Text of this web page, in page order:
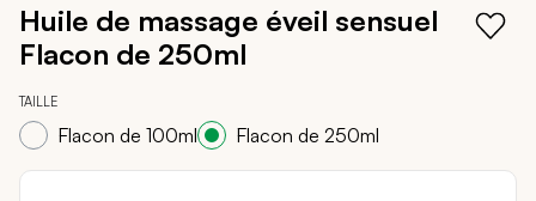
début
Galerie
d’images
Huile de massage éveil sensuel
Flacon de 250ml
TAILLE
Flacon de 100ml Flacon de 250ml